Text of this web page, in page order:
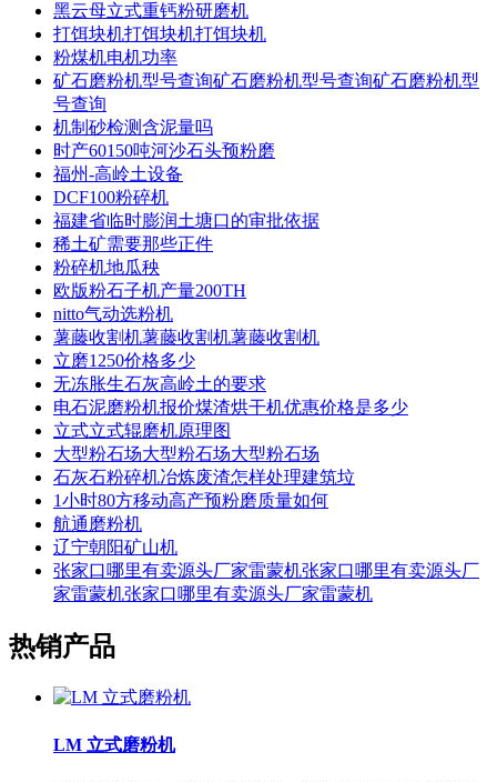
黑云母立式重钙粉研磨机
打饵块机打饵块机打饵块机
粉煤机电机功率
矿石磨粉机型号查询矿石磨粉机型号查询矿石磨粉机型
号查询
机制砂检测含泥量吗
时产60150吨河沙石头预粉磨
福州-高岭土设备
DCF100粉碎机
福建省临时膨润土塘口的审批依据
稀土矿需要那些正件
粉碎机地瓜秧
欧版粉石子机产量200TH
nitto气动选粉机
薯藤收割机薯藤收割机薯藤收割机
立磨1250价格多少
无冻胀生石灰高岭土的要求
电石泥磨粉机报价煤渣烘干机优惠价格是多少
立式立式辊磨机原理图
大型粉石场大型粉石场大型粉石场
石灰石粉碎机冶炼废渣怎样处理建筑垃
1小时80方移动高产预粉磨质量如何
航通磨粉机
辽宁朝阳矿山机
张家口哪里有卖源头厂家雷蒙机张家口哪里有卖源头厂
家雷蒙机张家口哪里有卖源头厂家雷蒙机
热销产品
LM 立式磨粉机